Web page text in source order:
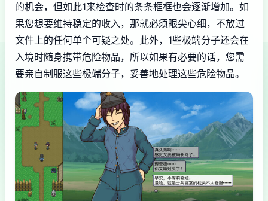
的机会，但如此1来检查时的条条框框也会逐渐增加。如
果您想要维持稳定的收入，那就必须眼尖心细，不放过
文件上的任何单个可疑之处。此外，1些极端分子还会在
入境时随身携带危险物品，所以如果有必要的话，您需
要亲自制服这些极端分子，妥善地处理这些危险物品。